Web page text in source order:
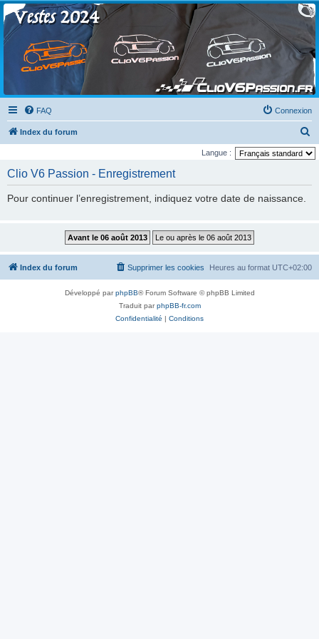
Clio V6 Passion
Le site français des passionnés de Clio V6
FAQ Connexion
Index du forum
e
h
e
Langue :
Clio V6 Passion - Enregistrement
Pour continuer l’enregistrement, indiquez votre date de naissance.
Index du forum Heures au format UTC+02:00
Supprimer les cookies
Développé parphpBB® Forum Software © phpBB Limited
Traduit parphpBB-fr.com
Confidentialité | Conditions